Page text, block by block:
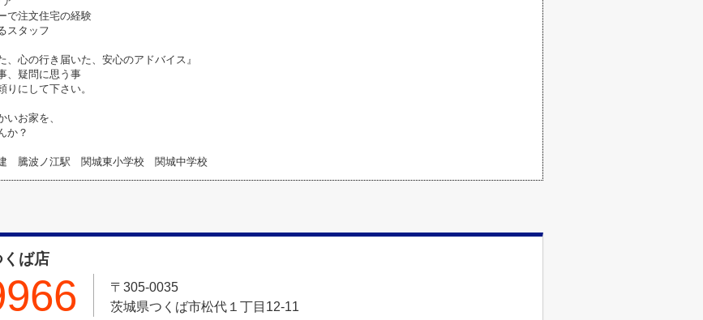
で注文住宅の経験
スタッフ
、心の行き届いた、安心のアドバイス』
、疑問に思う事
りにして下さい。
いお家を、
か？
騰波ノ江駅 関城東小学校 関城中学校
ば店
〒305-0035
茨城県つくば市松代１丁目12-11